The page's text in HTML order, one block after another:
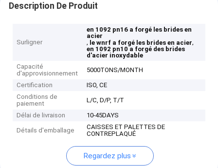
Description De Produit
Surligner
en 1092 pn16 a forgé les brides en
acier
, le wnrf a forgé les brides en acier,
en 1092 pn10 a forgé des brides
d'acier inoxydable
Capacité
d'approvisionnement
5000TONS/MONTH
Certification
ISO, CE
Conditions de
paiement
L/C, D/P, T/T
Délai de livraison 10-45DAYS
Détails d'emballage
CAISSES ET PALETTES DE
CONTREPLAQUÉ
Regardez plus